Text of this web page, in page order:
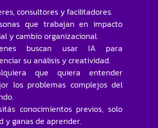
consultores y facilitadores.
que trabajan en impacto
y cambio organizacional.
buscan usar IA para
su análisis y creatividad.
que quiera entender
los problemas complejos del
conocimientos previos, solo
y ganas de aprender.